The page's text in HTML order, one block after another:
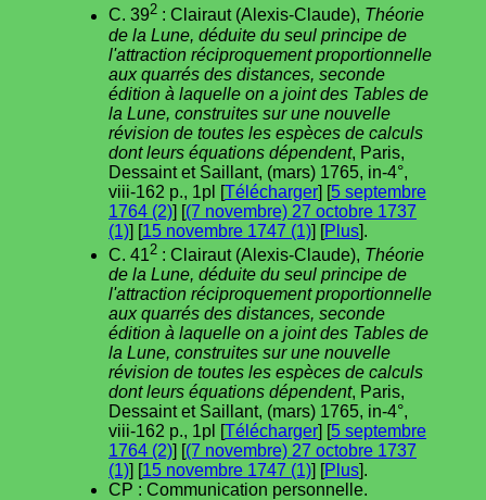
C. 392 : Clairaut (Alexis-Claude), Théorie
de la Lune, déduite du seul principe de
l'attraction réciproquement proportionnelle
aux quarrés des distances, seconde
édition à laquelle on a joint des Tables de
la Lune, construites sur une nouvelle
révision de toutes les espèces de calculs
dont leurs équations dépendent, Paris,
Dessaint et Saillant, (mars) 1765, in-4°,
viii-162 p., 1pl [Télécharger] [5 septembre
1764 (2)] [(7 novembre) 27 octobre 1737
(1)] [15 novembre 1747 (1)] [Plus].
C. 412 : Clairaut (Alexis-Claude), Théorie
de la Lune, déduite du seul principe de
l'attraction réciproquement proportionnelle
aux quarrés des distances, seconde
édition à laquelle on a joint des Tables de
la Lune, construites sur une nouvelle
révision de toutes les espèces de calculs
dont leurs équations dépendent, Paris,
Dessaint et Saillant, (mars) 1765, in-4°,
viii-162 p., 1pl [Télécharger] [5 septembre
1764 (2)] [(7 novembre) 27 octobre 1737
(1)] [15 novembre 1747 (1)] [Plus].
CP : Communication personnelle.